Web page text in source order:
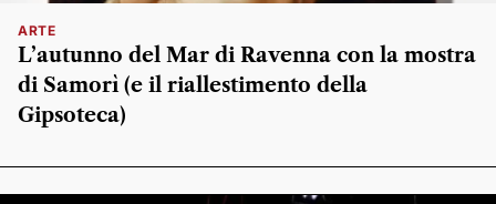
ARTE
L’autunno del Mar di Ravenna con la mostra
di Samorì (e il riallestimento della
Gipsoteca)